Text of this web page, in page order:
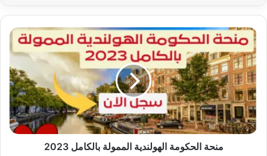
منحة
الحكومة
الهولندية
الممولة
بالكامل
2023
منحة الحكومة الهولندية الممولة بالكامل 2023